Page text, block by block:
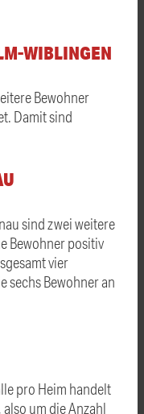
WIBLINGEN
Bewohner
Damit sind
sind zwei weitere
Bewohner positiv
vier
sechs Bewohner an
pro Heim handelt
um die Anzahl